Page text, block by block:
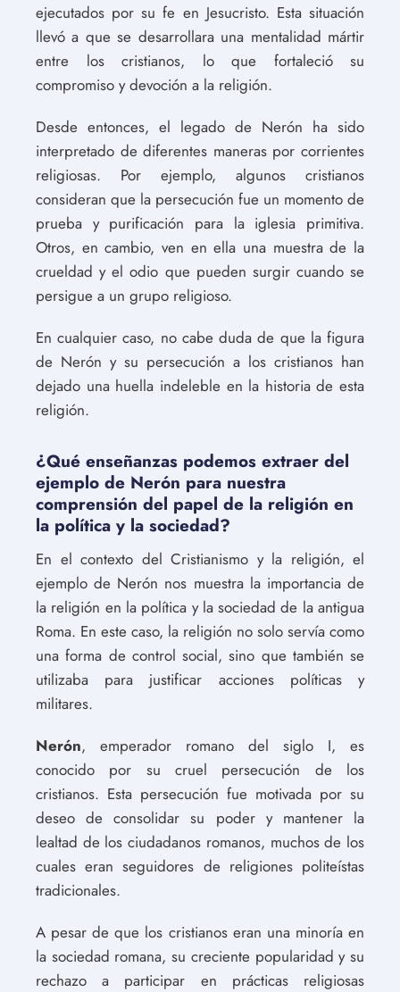
ejecutados por su fe en Jesucristo. Esta situación
llevó a que se desarrollara una mentalidad mártir
entre los cristianos, lo que fortaleció su
compromiso y devoción a la religión.
Desde entonces, el legado de Nerón ha sido
interpretado de diferentes maneras por corrientes
religiosas. Por ejemplo, algunos cristianos
consideran que la persecución fue un momento de
prueba y purificación para la iglesia primitiva.
Otros, en cambio, ven en ella una muestra de la
crueldad y el odio que pueden surgir cuando se
persigue a un grupo religioso.
En cualquier caso, no cabe duda de que la figura
de Nerón y su persecución a los cristianos han
dejado una huella indeleble en la historia de esta
religión.
¿Qué enseñanzas podemos extraer del
ejemplo de Nerón para nuestra
comprensión del papel de la religión en
la política y la sociedad?
En el contexto del Cristianismo y la religión, el
ejemplo de Nerón nos muestra la importancia de
la religión en la política y la sociedad de la antigua
Roma. En este caso, la religión no solo servía como
una forma de control social, sino que también se
utilizaba para justificar acciones políticas y
militares.
Nerón, emperador romano del siglo I, es
conocido por su cruel persecución de los
cristianos. Esta persecución fue motivada por su
deseo de consolidar su poder y mantener la
lealtad de los ciudadanos romanos, muchos de los
cuales eran seguidores de religiones politeístas
tradicionales.
A pesar de que los cristianos eran una minoría en
la sociedad romana, su creciente popularidad y su
rechazo a participar en prácticas religiosas